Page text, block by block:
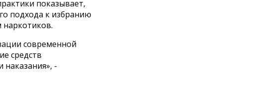
показывает,
подхода к избранию
наркотиков.
современной
средств
-